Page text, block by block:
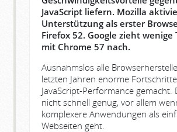
JavaScript liefern. Mozilla
Unterstützung als erster
Firefox 52. Google zieht wenige
mit Chrome 57 nach.
Ausnahmslos alle
letzten Jahren enorme
JavaScript-Performance gemacht.
nicht schnell genug, vor allem
komplexere Anwendungen als
Webseiten geht.